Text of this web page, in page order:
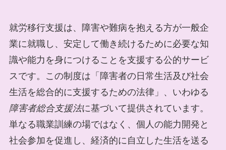
就労移行支援は、障害や難病を抱える方が一般企
業に就職し、安定して働き続けるために必要な知
識や能力を身につけることを支援する公的サービ
スです。この制度は「障害者の日常生活及び社会
生活を総合的に支援するための法律」、いわゆる
障害者総合支援法に基づいて提供されています。
単なる職業訓練の場ではなく、個人の能力開発と
社会参加を促進し、経済的に自立した生活を送る